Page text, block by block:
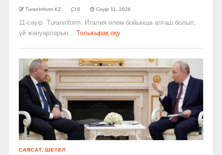
TuranInform KZ 0 Сәуір 11, 2026
11-сәуір. Turaninform. Италия әлем бойынша алғаш болып,
үй жануарларын...
Толығырақ оқу
САЯСАТ ШЕТЕЛ